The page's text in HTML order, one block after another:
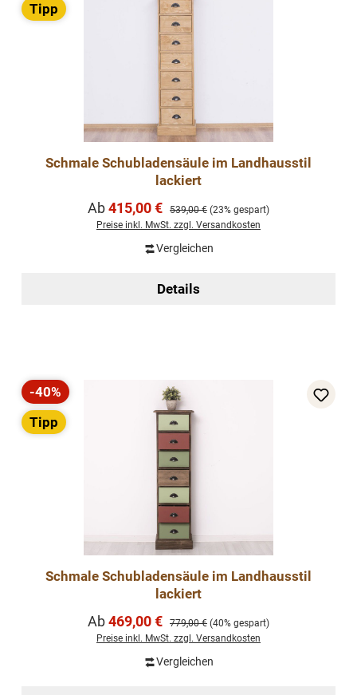
Tipp
Schmale Schubladensäule im Landhausstil
lackiert
Verkaufspreis:
Ab415,00 € Regulärer Preis:
539,00 € (23% gespart)
Preise inkl. MwSt. zzgl. Versandkosten
Vergleichen
Details
Rabatt
-40%
Tipp
Schmale Schubladensäule im Landhausstil
lackiert
Verkaufspreis:
Ab469,00 € Regulärer Preis:
779,00 € (40% gespart)
Preise inkl. MwSt. zzgl. Versandkosten
Vergleichen